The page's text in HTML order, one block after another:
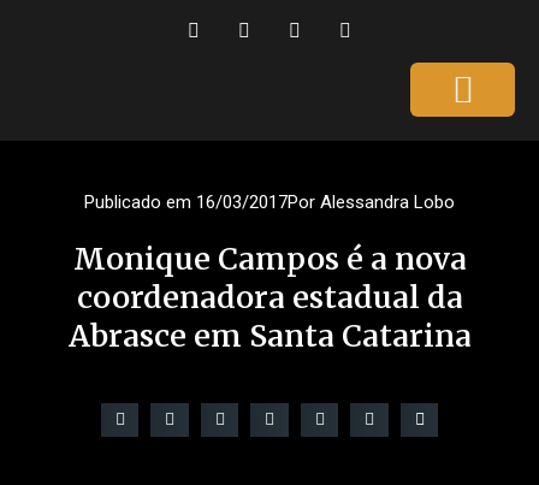
Publicado em 16/03/2017Por Alessandra Lobo
Monique Campos é a nova
coordenadora estadual da
Abrasce em Santa Catarina